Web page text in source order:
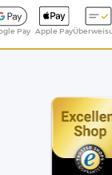
Pay Apple Pay